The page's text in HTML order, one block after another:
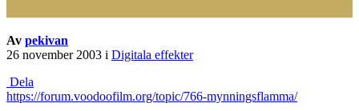
Av pekivan
26 november 2003 i Digitala effekter
Dela
https://forum.voodoofilm.org/topic/766-mynningsflamma/